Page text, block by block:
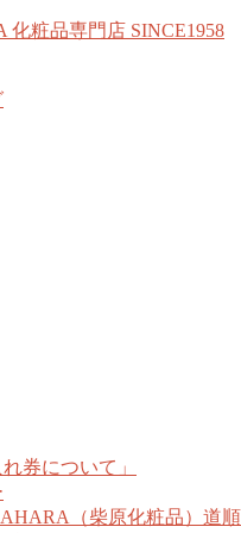
券について」
（柴原化粧品）道順